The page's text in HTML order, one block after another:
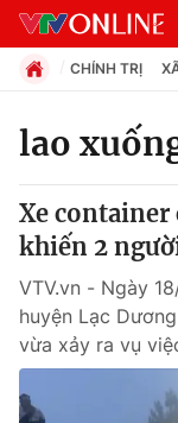
Chuyên mục
Chính trị
Xã hội
Pháp luật
CHÍNH TRỊ
lao
Xe container
khiến 2
VTV.vn - Ngày
huyện Lạc
vừa xảy ra vụ